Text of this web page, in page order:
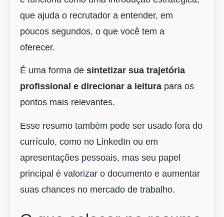
que ajuda o recrutador a entender, em
poucos segundos, o que você tem a
oferecer.
É uma forma de sintetizar sua trajetória
profissional e direcionar a leitura para os
pontos mais relevantes.
Esse resumo também pode ser usado fora do
currículo, como no LinkedIn ou em
apresentações pessoais, mas seu papel
principal é valorizar o documento e aumentar
suas chances no mercado de trabalho.